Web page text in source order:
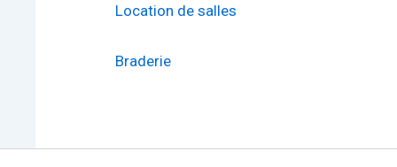
Location de salles
Braderie